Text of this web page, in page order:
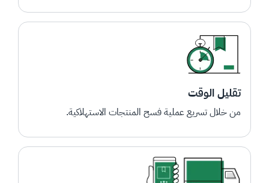
تقليل الوقت
من خلال تسريع عملية فسح المنتجات الاستهلاكية.